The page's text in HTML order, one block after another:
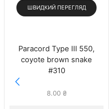
ШВИДКИЙ ПЕРЕГЛЯД
Paracord Type III 550,
coyote brown snake
#310
8.00₴